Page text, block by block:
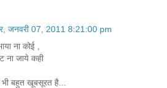
जनवरी 07, 2011 8:21:00 pm
ना कोई ,
ना जाये कही
बहुत खूबसूरत है...